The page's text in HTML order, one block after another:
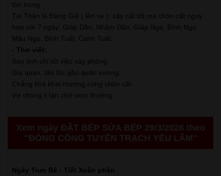
tôn trọng.
Tại Thân là Đăng Giá ( lên xe ): xây cất tốt mà chôn cất nguy.
hợp với 7 ngày: Giáp Dần, Nhâm Dần, Giáp Ngọ, Bính Ngọ,
Mậu Ngọ, Bính Tuất, Canh Tuất.
- Thơ viết:
Sao tinh chỉ tốt việc xây phòng.
Gia quan, tấn lộc gần quân vương.
Chẳng khá khai mương cùng chôn cất.
Vợ chông li tán chớ xem thường.
Xem ngày ĐẶT BẾP SỬA BẾP 29/3/2026 theo
"ĐỔNG CÔNG TUYỂN TRẠCH YẾU LÃM"
Ngày Trưc Bế - Tiết Xuân phân